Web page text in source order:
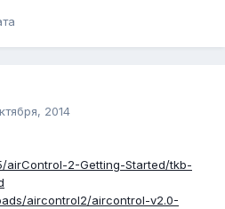
2014
airControl-2-Getting-Started/tkb-
aircontrol2/aircontrol-v2.0-